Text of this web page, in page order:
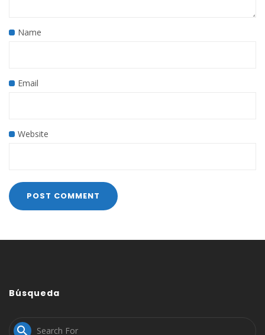
Name
Email
Website
Búsqueda
